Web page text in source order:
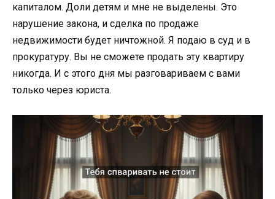
капиталом. Доли детям и мне не выделены. Это
нарушение закона, и сделка по продаже
недвижимости будет ничтожной. Я подаю в суд и в
прокуратуру. Вы не сможете продать эту квартиру
никогда. И с этого дня мы разговариваем с вами
только через юриста.